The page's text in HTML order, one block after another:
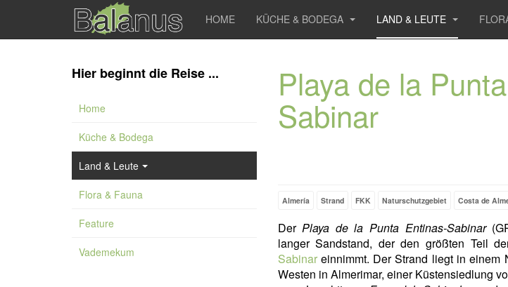
HOME KÜCHE & BODEGA LAND & LEUTE
Playa de la
Sabinar
Almería Strand FKK Naturschutzgebiet Costa de
DerPlaya de la Punta Entinas-Sabinar
langer Sandstand, der den größten Teil
Sabinareinnimmt. Der Strand liegt in einem
Westen in Almerimar, einer Küstensiedlung
Hier beginnt die Reise ...
Home
Küche & Bodega
Land & Leute
Flora & Fauna
Feature
Vademekum